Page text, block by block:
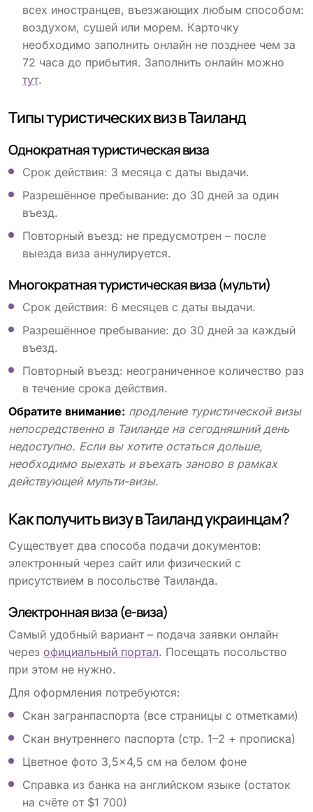
всех иностранцев, въезжающих любым способом:
воздухом, сушей или морем. Карточку
необходимо заполнить онлайн не позднее чем за
72 часа до прибытия. Заполнить онлайн можно
тут.
Типы туристических виз в Таиланд
Однократная туристическая виза
Срок действия: 3 месяца с даты выдачи.
Разрешённое пребывание: до 30 дней за один
въезд.
Повторный въезд: не предусмотрен – после
выезда виза аннулируется.
Многократная туристическая виза (мульти)
Срок действия: 6 месяцев с даты выдачи.
Разрешённое пребывание: до 30 дней за каждый
въезд.
Повторный въезд: неограниченное количество раз
в течение срока действия.
Обратите внимание: продление туристической визы
непосредственно в Таиланде на сегодняшний день
недоступно. Если вы хотите остаться дольше,
необходимо выехать и въехать заново в рамках
действующей мульти-визы.
Как получить визу в Таиланд украинцам?
Существует два способа подачи документов:
электронный через сайт или физический с
присутствием в посольстве Таиланда.
Электронная виза (е-виза)
Самый удобный вариант – подача заявки онлайн
через официальный портал. Посещать посольство
при этом не нужно.
Для оформления потребуются:
Скан загранпаспорта (все страницы с отметками)
Скан внутреннего паспорта (стр. 1–2 + прописка)
Цветное фото 3,5×4,5 см на белом фоне
Справка из банка на английском языке (остаток
на счёте от $1 700)